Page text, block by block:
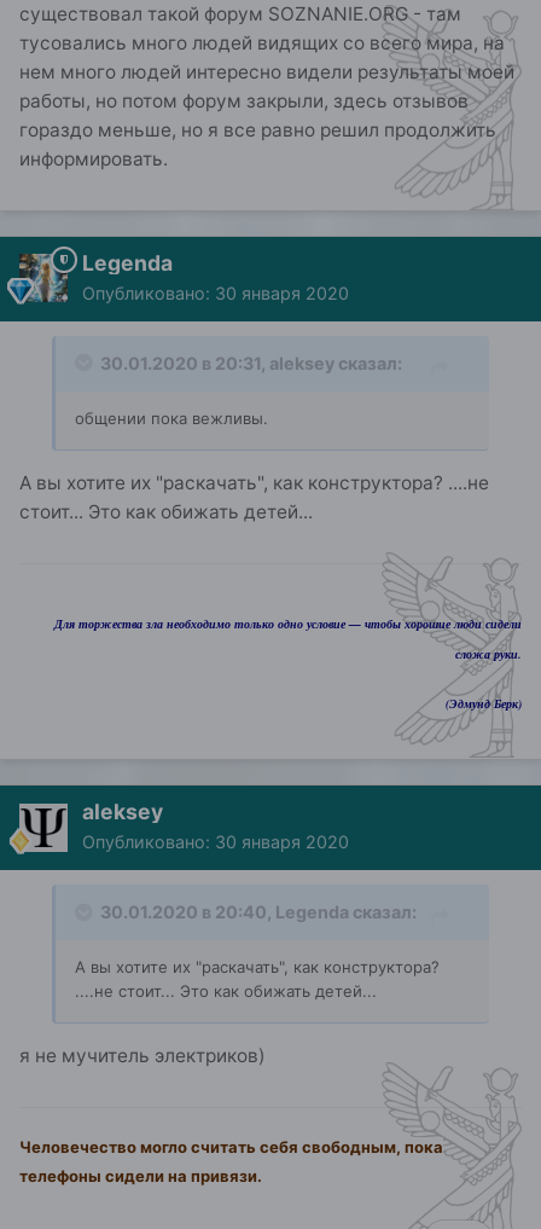
существовал такой форум SOZNANIE.ORG - там
тусовались много людей видящих со всего мира, на
нем много людей интересно видели результаты моей
работы, но потом форум закрыли, здесь отзывов
гораздо меньше, но я все равно решил продолжить
информировать.
Legenda
Опубликовано: 30 января 2020
30.01.2020 в 20:31, aleksey сказал:
общении пока вежливы.
А вы хотите их "раскачать", как конструктора? ....не
стоит... Это как обижать детей...
Для торжества зла необходимо только одно условие — чтобы хорошие люди сидели
сложа руки.
(Эдмунд Берк)
aleksey
Опубликовано: 30 января 2020
30.01.2020 в 20:40, Legenda сказал:
А вы хотите их "раскачать", как конструктора?
....не стоит... Это как обижать детей...
я не мучитель электриков)
Человечество могло считать себя свободным, пока
телефоны сидели на привязи.